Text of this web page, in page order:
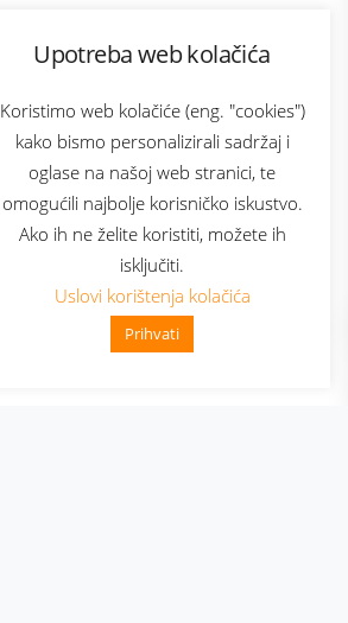
Upotreba web kolačića
Koristimo web kolačiće (eng. "cookies")
kako bismo personalizirali sadržaj i
oglase na našoj web stranici, te
omogućili najbolje korisničko iskustvo.
Ako ih ne želite koristiti, možete ih
isključiti.
Uslovi korištenja kolačića
Prihvati
👋 Zdravo, kako mogu pomoći
Bonus plus
Prijava za newsletter